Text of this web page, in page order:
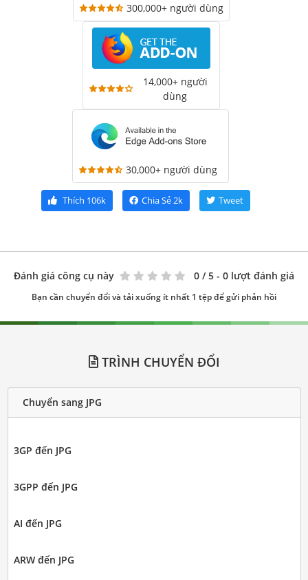
300,000+ người dùng
14,000+ người
dùng
30,000+ người dùng
Thích 106k Chia Sẻ2k Tweet
Đánh giá công cụ này 0 / 5 - 0 lượt đánh giá
Bạn cần chuyển đổi và tải xuống ít nhất 1 tệp để gửi phản hồi
TRÌNH CHUYỂN ĐỔI
Chuyển sang JPG
3GP đến JPG
3GPP đến JPG
AI đến JPG
ARW đến JPG